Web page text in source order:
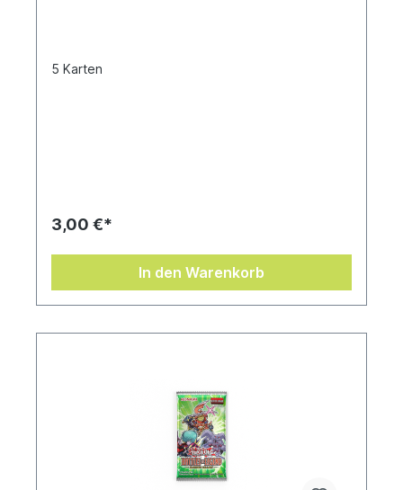
5 Karten
3,00 €*
In den Warenkorb